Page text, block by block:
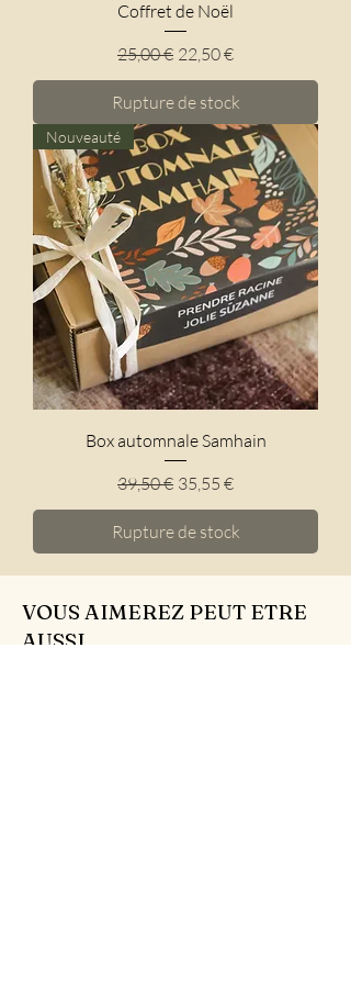
Coffret de Noël
Prix original
25,00 € Prix promotionnel
22,50 €
Rupture de stock
Nouveauté
Box automnale Samhain
Prix original
39,50 € Prix promotionnel
35,55 €
Rupture de stock
VOUS AIMEREZ PEUT ETRE
AUSSI...